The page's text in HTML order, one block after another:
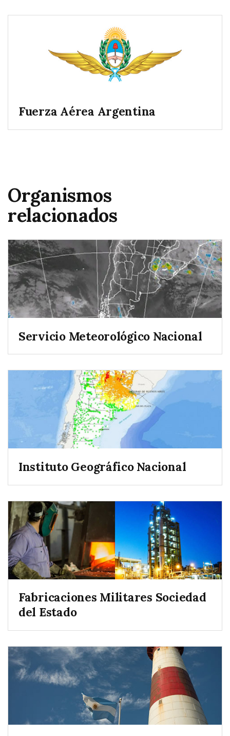
Fuerza Aérea Argentina
Organismos
relacionados
Servicio Meteorológico Nacional
Instituto Geográfico Nacional
Fabricaciones Militares Sociedad
del Estado